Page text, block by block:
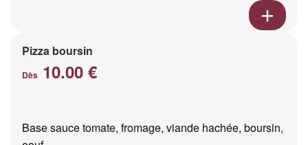
Pizza boursin
Dès 10.00 €
Base sauce tomate, fromage, viande hachée, boursin,